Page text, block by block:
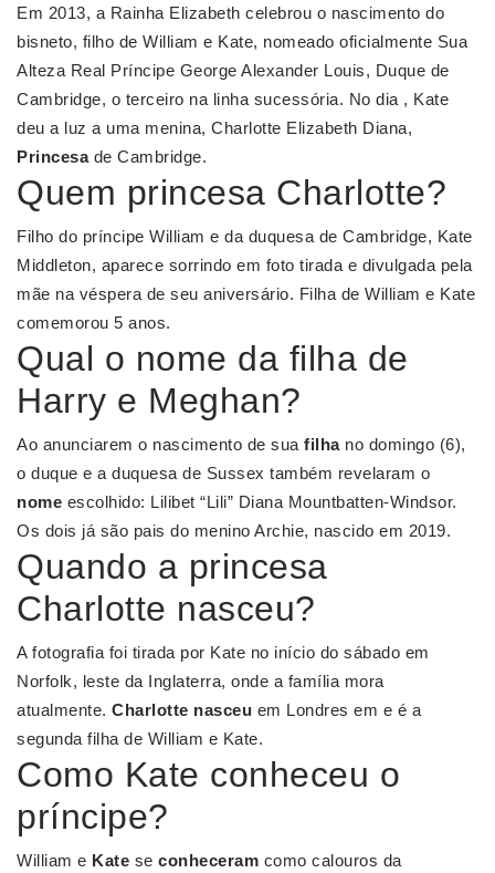
Em 2013, a Rainha Elizabeth celebrou o nascimento do
bisneto, filho de William e Kate, nomeado oficialmente Sua
Alteza Real Príncipe George Alexander Louis, Duque de
Cambridge, o terceiro na linha sucessória. No dia , Kate
deu a luz a uma menina, Charlotte Elizabeth Diana,
Princesade Cambridge.
Quem princesa Charlotte?
Filho do príncipe William e da duquesa de Cambridge, Kate
Middleton, aparece sorrindo em foto tirada e divulgada pela
mãe na véspera de seu aniversário. Filha de William e Kate
comemorou 5 anos.
Qual o nome da filha de
Harry e Meghan?
Ao anunciarem o nascimento de sua filhano domingo (6),
o duque e a duquesa de Sussex também revelaram o
nome escolhido: Lilibet “Lili” Diana Mountbatten-Windsor.
Os dois já são pais do menino Archie, nascido em 2019.
Quando a princesa
Charlotte nasceu?
A fotografia foi tirada por Kate no início do sábado em
Norfolk, leste da Inglaterra, onde a família mora
atualmente. Charlotte nasceu em Londres em e é a
segunda filha de William e Kate.
Como Kate conheceu o
príncipe?
William e Kate se conheceram como calouros da